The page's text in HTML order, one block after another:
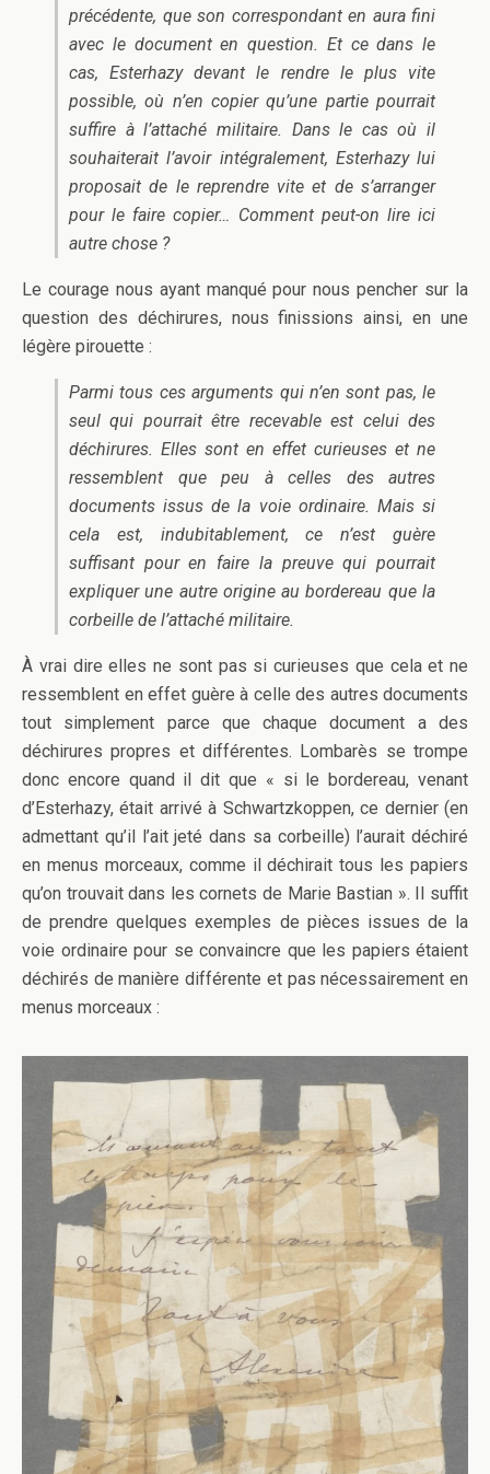
précédente, que son correspondant en aura fini
avec le document en question. Et ce dans le
cas, Esterhazy devant le rendre le plus vite
possible, où n’en copier qu’une partie pourrait
suffire à l’attaché militaire. Dans le cas où il
souhaiterait l’avoir intégralement, Esterhazy lui
proposait de le reprendre vite et de s’arranger
pour le faire copier… Comment peut-on lire ici
autre chose ?
Le courage nous ayant manqué pour nous pencher sur la
question des déchirures, nous finissions ainsi, en une
légère pirouette :
Parmi tous ces arguments qui n’en sont pas, le
seul qui pourrait être recevable est celui des
déchirures. Elles sont en effet curieuses et ne
ressemblent que peu à celles des autres
documents issus de la voie ordinaire. Mais si
cela est, indubitablement, ce n’est guère
suffisant pour en faire la preuve qui pourrait
expliquer une autre origine au bordereau que la
corbeille de l’attaché militaire.
À vrai dire elles ne sont pas si curieuses que cela et ne
ressemblent en effet guère à celle des autres documents
tout simplement parce que chaque document a des
déchirures propres et différentes. Lombarès se trompe
donc encore quand il dit que « si le bordereau, venant
d’Esterhazy, était arrivé à Schwartzkoppen, ce dernier (en
admettant qu’il l’ait jeté dans sa corbeille) l’aurait déchiré
en menus morceaux, comme il déchirait tous les papiers
qu’on trouvait dans les cornets de Marie Bastian ». Il suffit
de prendre quelques exemples de pièces issues de la
voie ordinaire pour se convaincre que les papiers étaient
déchirés de manière différente et pas nécessairement en
menus morceaux :